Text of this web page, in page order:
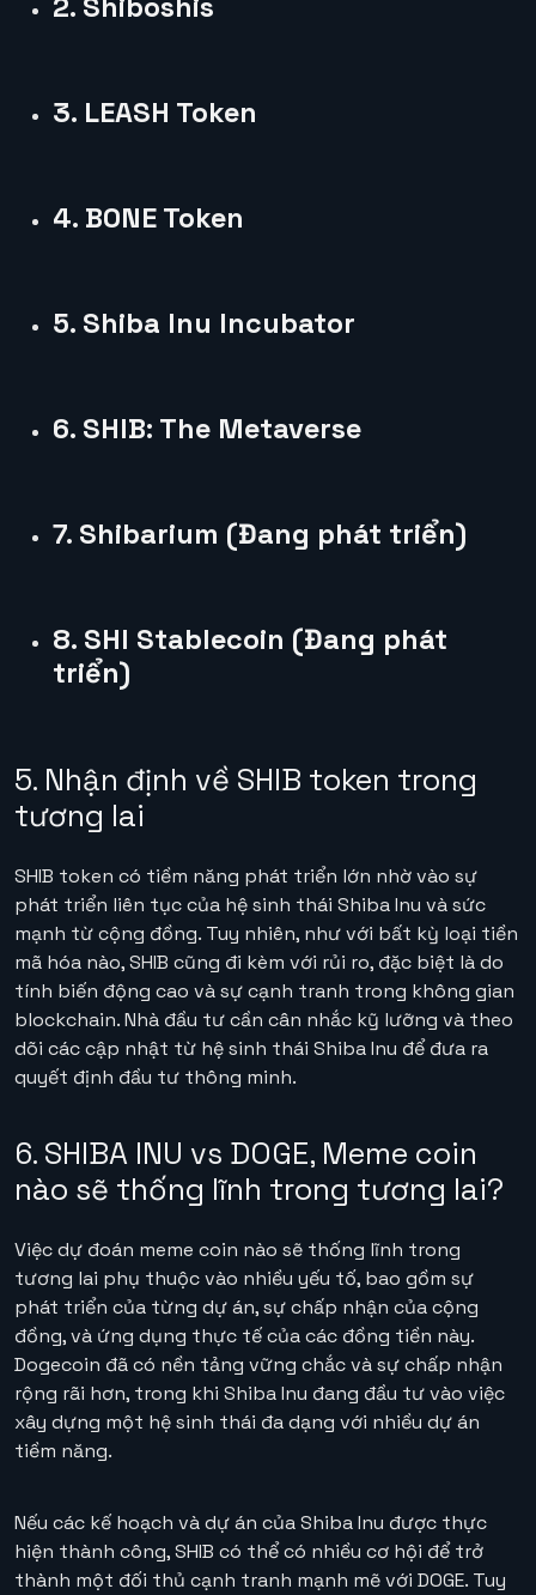
2. Shiboshis
3. LEASH Token
4. BONE Token
5. Shiba Inu Incubator
6. SHIB: The Metaverse
7. Shibarium (Đang phát triển)
8. SHI Stablecoin (Đang phát
triển)
5. Nhận định về SHIB token trong
tương lai
SHIB token có tiềm năng phát triển lớn nhờ vào sự
phát triển liên tục của hệ sinh thái Shiba Inu và sức
mạnh từ cộng đồng. Tuy nhiên, như với bất kỳ loại tiền
mã hóa nào, SHIB cũng đi kèm với rủi ro, đặc biệt là do
tính biến động cao và sự cạnh tranh trong không gian
blockchain. Nhà đầu tư cần cân nhắc kỹ lưỡng và theo
dõi các cập nhật từ hệ sinh thái Shiba Inu để đưa ra
quyết định đầu tư thông minh.
6. SHIBA INU vs DOGE, Meme coin
nào sẽ thống lĩnh trong tương lai?
Việc dự đoán meme coin nào sẽ thống lĩnh trong
tương lai phụ thuộc vào nhiều yếu tố, bao gồm sự
phát triển của từng dự án, sự chấp nhận của cộng
đồng, và ứng dụng thực tế của các đồng tiền này.
Dogecoin đã có nền tảng vững chắc và sự chấp nhận
rộng rãi hơn, trong khi Shiba Inu đang đầu tư vào việc
xây dựng một hệ sinh thái đa dạng với nhiều dự án
tiềm năng.
Nếu các kế hoạch và dự án của Shiba Inu được thực
hiện thành công, SHIB có thể có nhiều cơ hội để trở
thành một đối thủ cạnh tranh mạnh mẽ với DOGE. Tuy